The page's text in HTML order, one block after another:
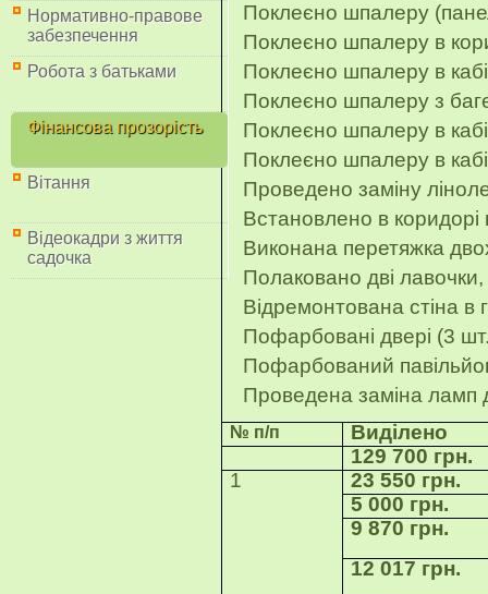
Нормативно-правове
забезпечення
Робота з батьками
Фінансова прозорість
Вітання
Відеокадри з життя
садочка
Поклеєно шпалеру
Поклеєно шпалеру в
Поклеєно шпалеру в
Поклеєно шпалеру з
Поклеєно шпалеру в
Поклеєно шпалеру в
Проведено заміну
Встановлено в
Виконана перетяжка
Полаковано дві
Відремонтована стіна в
Пофарбовані двері (3
Пофарбований
Проведена заміна ламп
№ п/п
Виділено
129 700 грн.
1
23 550 грн.
5 000 грн.
9 870 грн.
12 017 грн.